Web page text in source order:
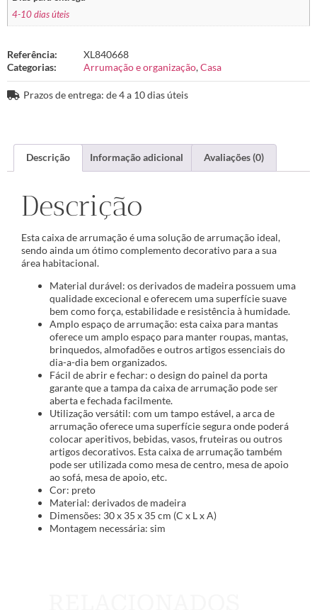
4-10 dias úteis
Referência:
XL840668
Categorias:
Arrumação e organização,Casa
Prazos de entrega: de 4 a 10 dias úteis
Descrição Informação adicional Avaliações (0)
Descrição
Esta caixa de arrumação é uma solução de arrumação ideal,
sendo ainda um ótimo complemento decorativo para a sua
área habitacional.
Material durável: os derivados de madeira possuem uma
qualidade excecional e oferecem uma superfície suave
bem como força, estabilidade e resistência à humidade.
Amplo espaço de arrumação: esta caixa para mantas
oferece um amplo espaço para manter roupas, mantas,
brinquedos, almofadões e outros artigos essenciais do
dia-a-dia bem organizados.
Fácil de abrir e fechar: o design do painel da porta
garante que a tampa da caixa de arrumação pode ser
aberta e fechada facilmente.
Utilização versátil: com um tampo estável, a arca de
arrumação oferece uma superfície segura onde poderá
colocar aperitivos, bebidas, vasos, fruteiras ou outros
artigos decorativos. Esta caixa de arrumação também
pode ser utilizada como mesa de centro, mesa de apoio
ao sofá, mesa de apoio, etc.
Cor: preto
Material: derivados de madeira
Dimensões: 30 x 35 x 35 cm (C x L x A)
Montagem necessária: sim